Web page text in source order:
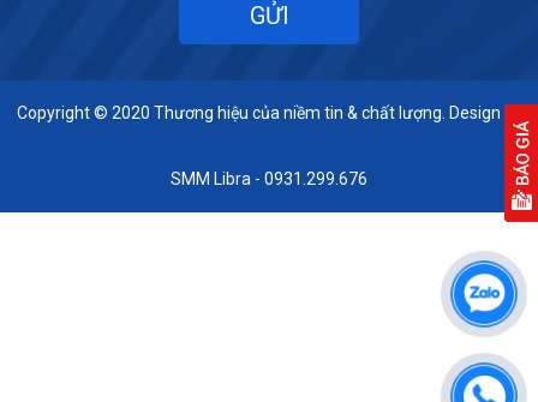
Copyright © 2020 Thương hiệu của niềm tin & chất lượng. Design by
SMM Libra - 0931.299.676